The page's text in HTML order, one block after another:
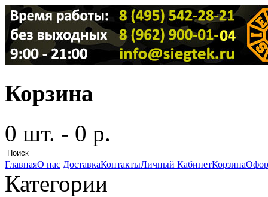
Корзина
0 шт. - 0 р.
ГлавнаяО нас ДоставкаКонтактыЛичный КабинетКорзина
Категории